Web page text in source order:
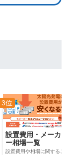
3位
設置費用・メーカ
ー相場一覧
設置費用や相場に関するこ